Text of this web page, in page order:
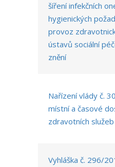
šíření infekčních
hygienických
provoz
ústavů sociální
znění
Nařízení vlády č.
místní a časové
zdravotních služeb
Vyhláška č. 296/